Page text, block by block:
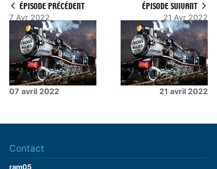
ÉPISODE PRÉCÉDENT
7 Avr 2022
07 avril 2022
ÉPISODE SUIVANT
21 Avr 2022
21 avril 2022
Contact